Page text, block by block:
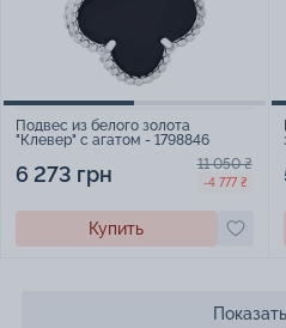
Подвес из белого золота
"Клевер" с агатом - 1798846
6 273 грн 11 050 ₴
-4 777 ₴
Купить